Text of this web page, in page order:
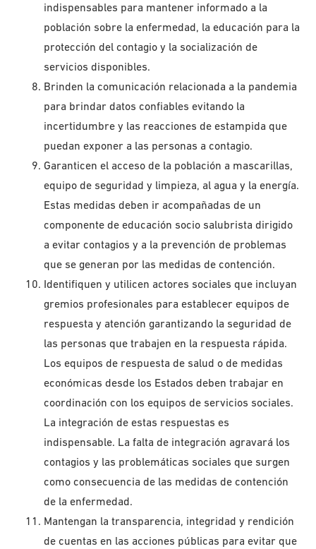
indispensables para mantener informado a la
población sobre la enfermedad, la educación para la
protección del contagio y la socialización de
servicios disponibles.
Brinden la comunicación relacionada a la pandemia
para brindar datos confiables evitando la
incertidumbre y las reacciones de estampida que
puedan exponer a las personas a contagio.
Garanticen el acceso de la población a mascarillas,
equipo de seguridad y limpieza, al agua y la energía.
Estas medidas deben ir acompañadas de un
componente de educación socio salubrista dirigido
a evitar contagios y a la prevención de problemas
que se generan por las medidas de contención.
Identifiquen y utilicen actores sociales que incluyan
gremios profesionales para establecer equipos de
respuesta y atención garantizando la seguridad de
las personas que trabajen en la respuesta rápida.
Los equipos de respuesta de salud o de medidas
económicas desde los Estados deben trabajar en
coordinación con los equipos de servicios sociales.
La integración de estas respuestas es
indispensable. La falta de integración agravará los
contagios y las problemáticas sociales que surgen
como consecuencia de las medidas de contención
de la enfermedad.
Mantengan la transparencia, integridad y rendición
de cuentas en las acciones públicas para evitar que